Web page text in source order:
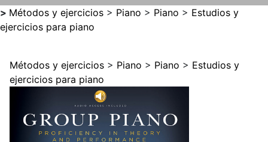
> Métodos y ejercicios > Piano > Piano > Estudios y
ejercicios para piano
Métodos y ejercicios > Piano > Piano > Estudios y
ejercicios para piano